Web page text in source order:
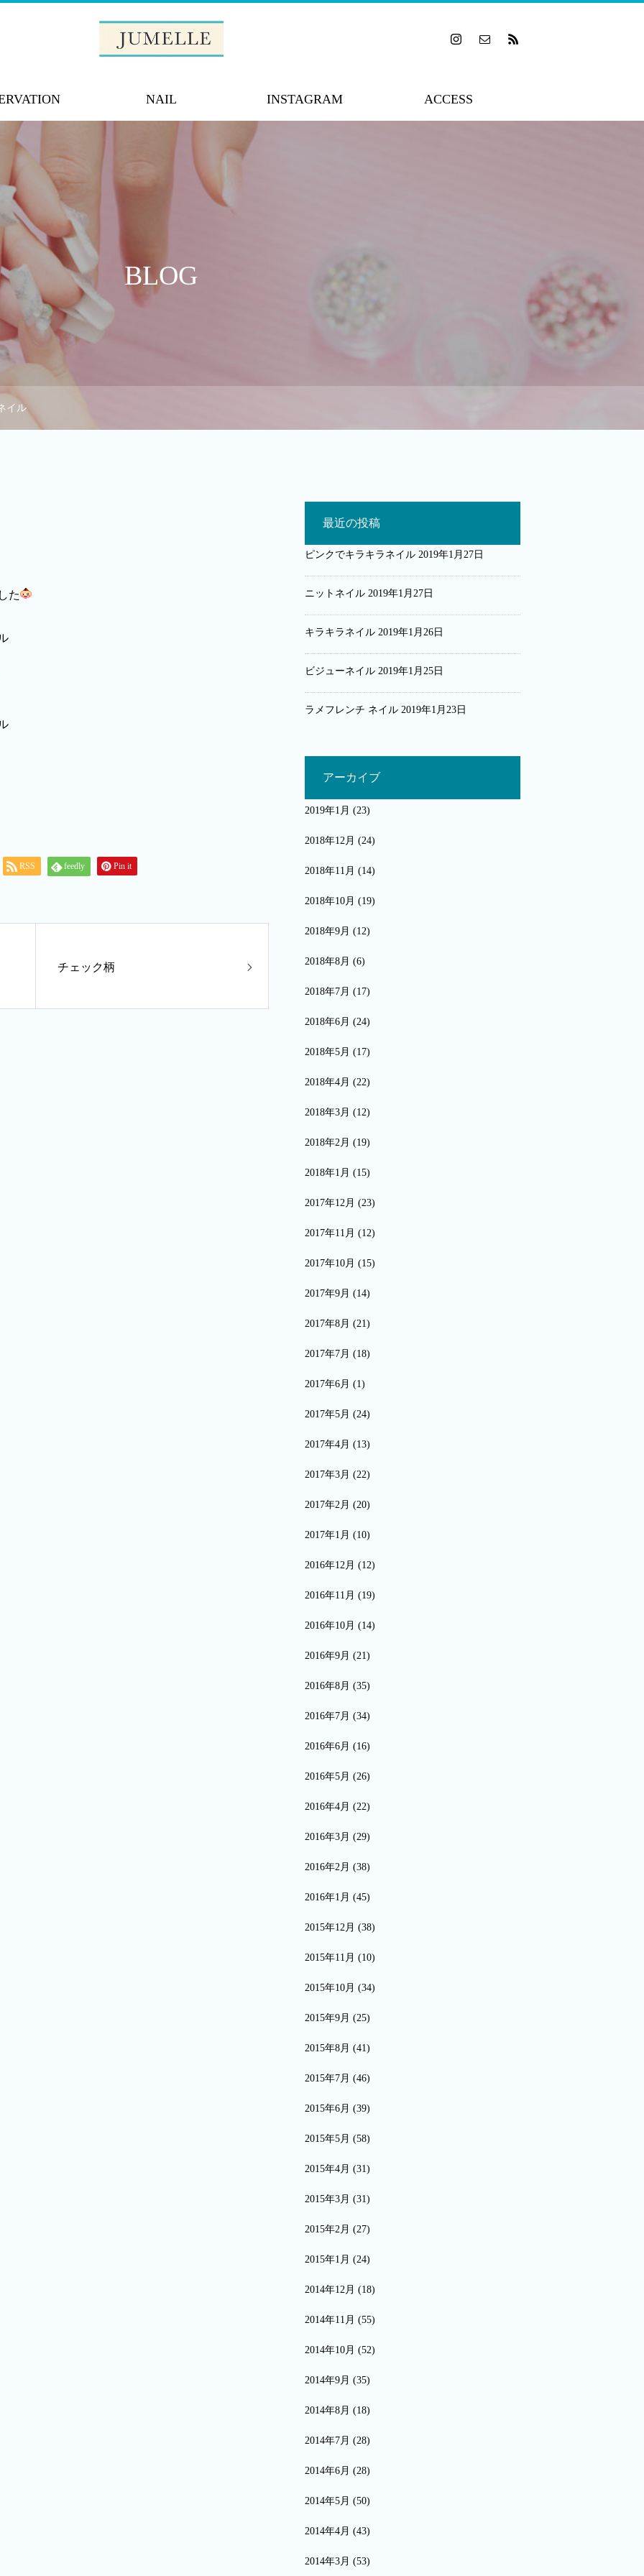
NAIL INSTAGRAM ACCESS
BLOG
イル
た
RSS feedly Pin it
チェック柄
最近の投稿
ピンクでキラキラネイル 2019年1月27日
ニットネイル 2019年1月27日
キラキラネイル 2019年1月26日
ビジューネイル 2019年1月25日
ラメフレンチ ネイル 2019年1月23日
アーカイブ
2019年1月 (23)
2018年12月 (24)
2018年11月 (14)
2018年10月 (19)
2018年9月 (12)
2018年8月 (6)
2018年7月 (17)
2018年6月 (24)
2018年5月 (17)
2018年4月 (22)
2018年3月 (12)
2018年2月 (19)
2018年1月 (15)
2017年12月 (23)
2017年11月 (12)
2017年10月 (15)
2017年9月 (14)
2017年8月 (21)
2017年7月 (18)
2017年6月 (1)
2017年5月 (24)
2017年4月 (13)
2017年3月 (22)
2017年2月 (20)
2017年1月 (10)
2016年12月 (12)
2016年11月 (19)
2016年10月 (14)
2016年9月 (21)
2016年8月 (35)
2016年7月 (34)
2016年6月 (16)
2016年5月 (26)
2016年4月 (22)
2016年3月 (29)
2016年2月 (38)
2016年1月 (45)
2015年12月 (38)
2015年11月 (10)
2015年10月 (34)
2015年9月 (25)
2015年8月 (41)
2015年7月 (46)
2015年6月 (39)
2015年5月 (58)
2015年4月 (31)
2015年3月 (31)
2015年2月 (27)
2015年1月 (24)
2014年12月 (18)
2014年11月 (55)
2014年10月 (52)
2014年9月 (35)
2014年8月 (18)
2014年7月 (28)
2014年6月 (28)
2014年5月 (50)
2014年4月 (43)
2014年3月 (53)